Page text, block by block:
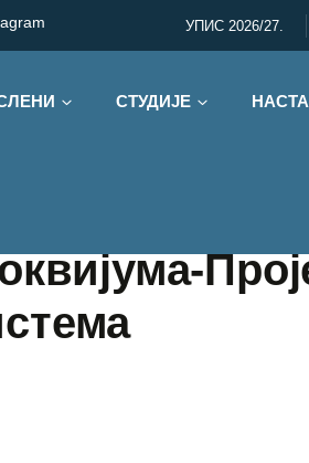
УПИС 2026/27.
СТУДИЈЕ